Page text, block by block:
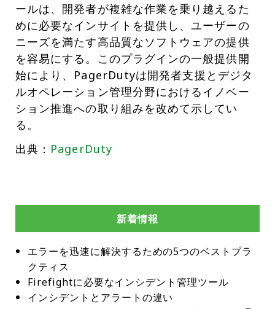
ールは、開発者が複雑な作業を乗り越えるた
めに必要なインサイトを提供し、ユーザーの
ニーズを満たす高品質なソフトウェアの提供
を容易にする。このプラグインの一般提供開
始により、PagerDutyは開発者支援とデジタ
ルオペレーション管理分野におけるイノベー
ション推進への取り組みを改めて示してい
る。
出典： PagerDuty
新着情報
エラーを迅速に解決するための5つのベストプラ
クティス
Firefightに必要なインシデント管理ツール
インシデントとアラートの違い